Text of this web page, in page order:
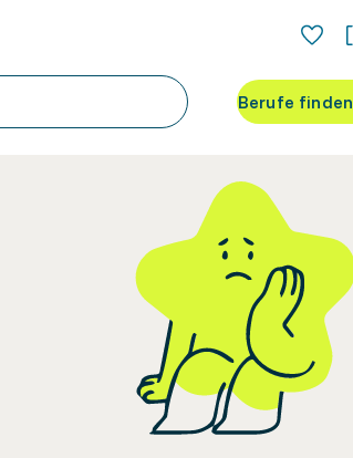
Berufe finden